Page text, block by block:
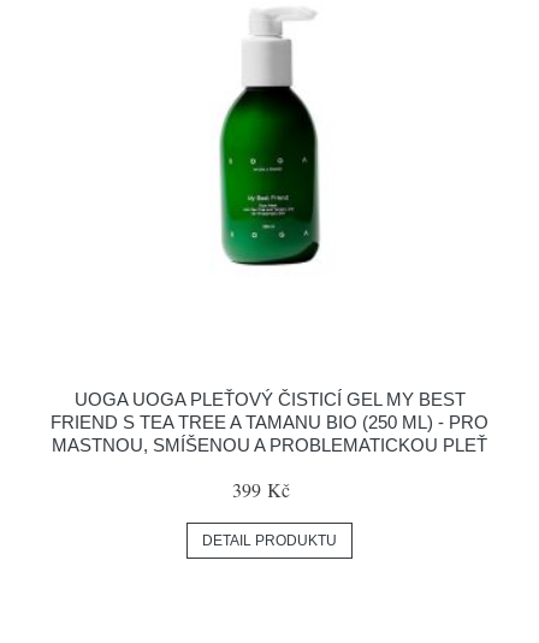
UOGA UOGA PLEŤOVÝ ČISTICÍ GEL MY BEST
FRIEND S TEA TREE A TAMANU BIO (250 ML) - PRO
MASTNOU, SMÍŠENOU A PROBLEMATICKOU PLEŤ
399 Kč
DETAIL PRODUKTU